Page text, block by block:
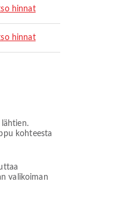
hinnat
hinnat
lähtien.
kohteesta
valikoiman